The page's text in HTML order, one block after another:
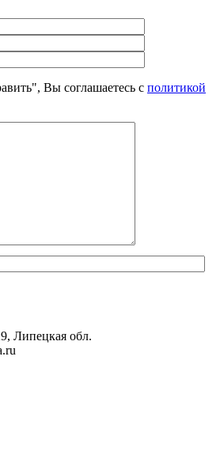
Вы соглашаетесь с политикой
Липецкая обл.